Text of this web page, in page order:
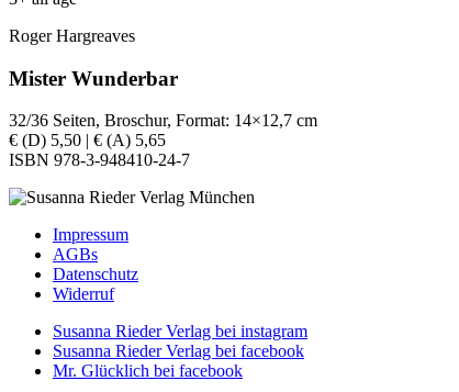
Roger Hargreaves
Mister Wunderbar
32/36 Seiten, Broschur, Format: 14×12,7 cm
€ (D) 5,50 | € (A) 5,65
ISBN 978-3-948410-24-7
Impressum
AGBs
Datenschutz
Widerruf
Susanna Rieder Verlag bei instagram
Susanna Rieder Verlag bei facebook
Mr. Glücklich bei facebook